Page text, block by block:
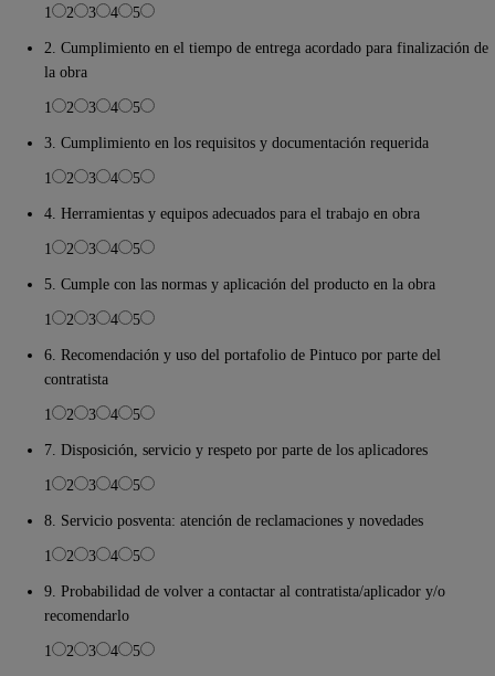
1
2 3 4
5
2. Cumplimiento en el tiempo de entrega acordado para finalización de
la obra
1
2 3 4
5
3. Cumplimiento en los requisitos y documentación requerida
1
2 3 4
5
4. Herramientas y equipos adecuados para el trabajo en obra
1
2 3 4
5
5. Cumple con las normas y aplicación del producto en la obra
1
2 3 4
5
6. Recomendación y uso del portafolio de Pintuco por parte del
contratista
1
2 3 4
5
7. Disposición, servicio y respeto por parte de los aplicadores
1
2 3 4
5
8. Servicio posventa: atención de reclamaciones y novedades
1
2 3 4
5
9. Probabilidad de volver a contactar al contratista/aplicador y/o
recomendarlo
1
2 3 4
5